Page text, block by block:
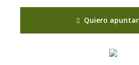
Quiero